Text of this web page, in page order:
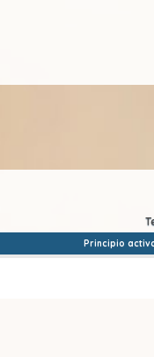
Principio